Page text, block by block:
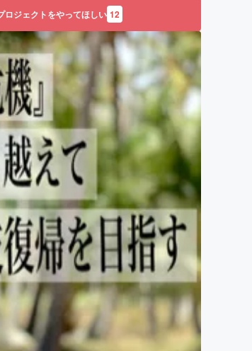
ロジェクトをやってほしい 12